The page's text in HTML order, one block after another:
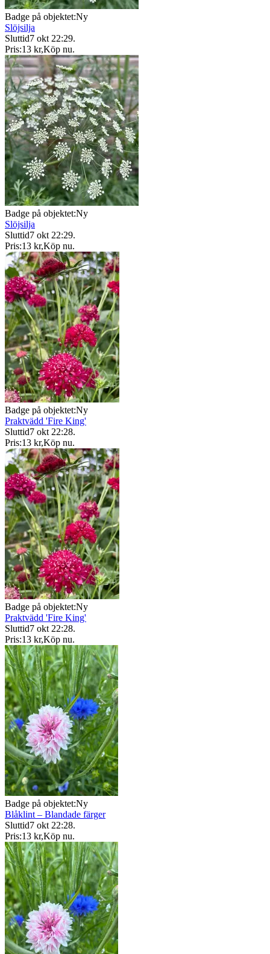
Badge på objektet:Ny
Slöjsilja
Sluttid7 okt 22:29.
Pris:13 kr,Köp nu.
Badge på objektet:Ny
Slöjsilja
Sluttid7 okt 22:29.
Pris:13 kr,Köp nu.
Badge på objektet:Ny
Praktvädd 'Fire King'
Sluttid7 okt 22:28.
Pris:13 kr,Köp nu.
Badge på objektet:Ny
Praktvädd 'Fire King'
Sluttid7 okt 22:28.
Pris:13 kr,Köp nu.
Badge på objektet:Ny
Blåklint – Blandade färger
Sluttid7 okt 22:28.
Pris:13 kr,Köp nu.